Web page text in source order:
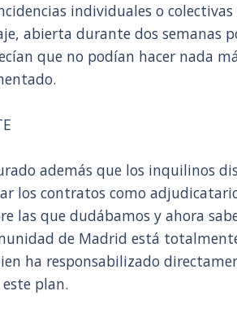
individuales o colectivas
abierta durante dos semanas
que no podían hacer nada
además que los inquilinos
los contratos como
las que dudábamos y ahora
de Madrid está
ha responsabilizado
plan.